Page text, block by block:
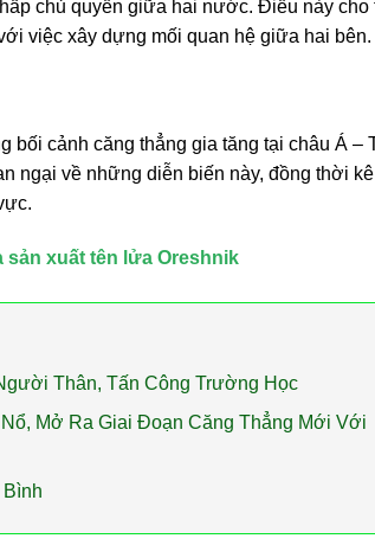
chủ quyền giữa hai nước. Điều này cho
việc xây dựng mối quan hệ giữa hai bên.
bối cảnh căng thẳng gia tăng tại châu Á –
ngại về những diễn biến này, đồng thời
sản xuất tên lửa Oreshnik
Thân, Tấn Công Trường Học
Mở Ra Giai Đoạn Căng Thẳng Mới Với